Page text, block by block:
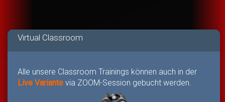
Virtual Classroom
Alle unsere Classroom Trainings können auch in der
Live Variante via ZOOM-Session gebucht werden.